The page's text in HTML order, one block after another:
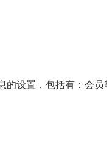
的设置，包括有：会